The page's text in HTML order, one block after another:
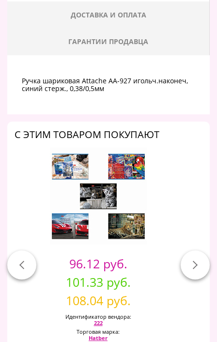
ДОСТАВКА И ОПЛАТА
ГАРАНТИИ ПРОДАВЦА
Ручка шариковая Attache AA-927 игольч.наконеч,
синий стерж., 0,38/0,5мм
C ЭТИМ ТОВАРОМ ПОКУПАЮТ
96.12 руб.
101.33 руб.
108.04 руб.
Идентификатор вендора:
222
Торговая марка:
Hatber